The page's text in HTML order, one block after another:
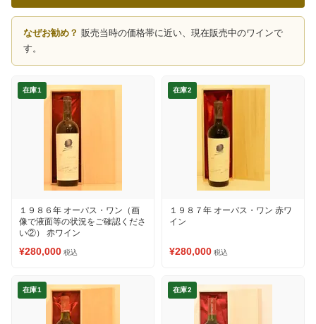
なぜお勧め？ 販売当時の価格帯に近い、現在販売中のワインで
す。
在庫1
１９８６年 オーパス・ワン（画
像で液面等の状況をご確認くださ
い②） 赤ワイン
¥280,000 税込
在庫2
１９８７年 オーパス・ワン 赤ワ
イン
¥280,000 税込
在庫1 在庫2